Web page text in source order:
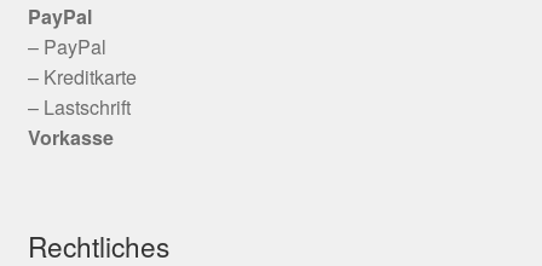
PayPal
– PayPal
– Kreditkarte
– Lastschrift
Vorkasse
Rechtliches